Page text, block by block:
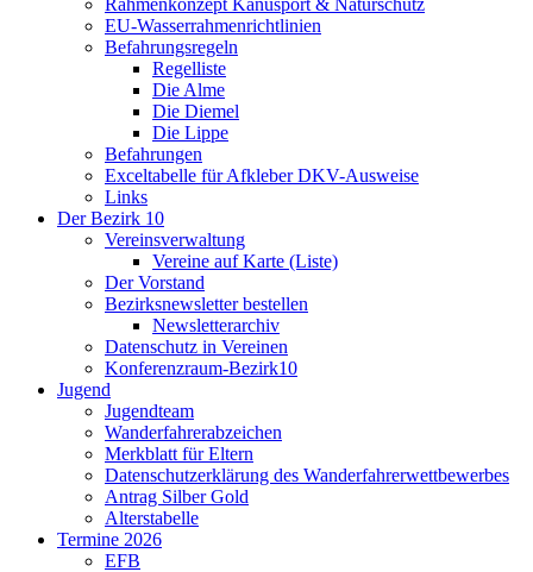
Rahmenkonzept Kanusport & Naturschutz
EU-Wasserrahmenrichtlinien
Befahrungsregeln
Regelliste
Die Alme
Die Diemel
Die Lippe
Befahrungen
Exceltabelle für Afkleber DKV-Ausweise
Links
Der Bezirk 10
Vereinsverwaltung
Vereine auf Karte (Liste)
Der Vorstand
Bezirksnewsletter bestellen
Newsletterarchiv
Datenschutz in Vereinen
Konferenzraum-Bezirk10
Jugend
Jugendteam
Wanderfahrerabzeichen
Merkblatt für Eltern
Datenschutzerklärung des Wanderfahrerwettbewerbes
Antrag Silber Gold
Alterstabelle
Termine 2026
EFB